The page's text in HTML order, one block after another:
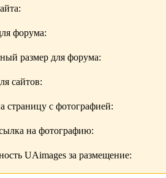
форума:
размер для форума:
сайтов:
страницу с фотографией:
на фотографию:
UAimages за размещение: